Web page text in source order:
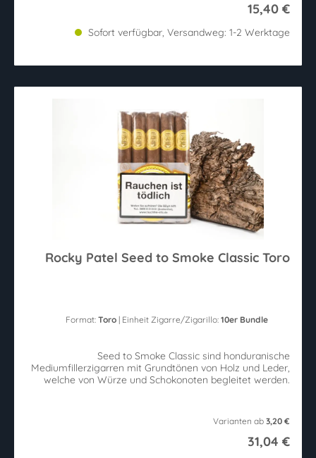
15,40 €
Sofort verfügbar, Versandweg: 1-2 Werktage
Rocky Patel Seed to Smoke Classic Toro
Format:Toro | Einheit Zigarre/Zigarillo:10er Bundle
Seed to Smoke Classic sind honduranische
Mediumfillerzigarren mit Grundtönen von Holz und Leder,
welche von Würze und Schokonoten begleitet werden.
Varianten ab 3,20 €
31,04 €